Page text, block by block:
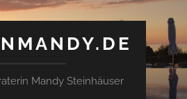
Mandy Steinhäuser